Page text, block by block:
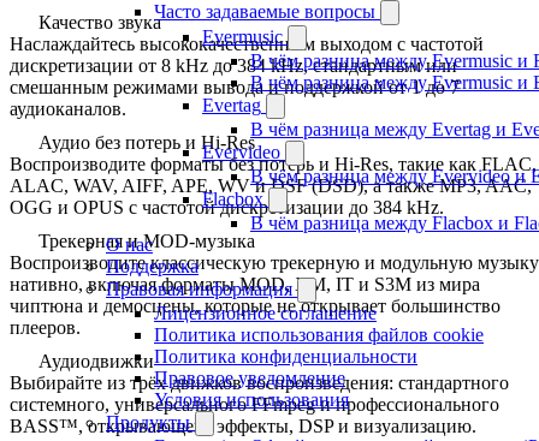
Часто задаваемые вопросы
Evermusic
В чём разница между Evermusic и
В чём разница между Evermusic и
Evertag
В чём разница между Evertag и
Evervideo
В чём разница между Evervideo и
Flacbox
В чём разница между Flacbox и
О нас
Поддержка
Правовая информация
Лицензионное соглашение
Политика использования файлов cookie
Политика конфиденциальности
Правовое уведомление
Условия использования
Продукты
Качество звука
Наслаждайтесь высококачественным выходом с частотой
дискретизации от 8 kHz до 384 kHz, стандартным или
смешанным режимами вывода и поддержкой от 1 до 7
аудиоканалов.
Аудио без потерь и Hi-Res
Воспроизводите форматы без потерь и Hi-Res, такие как FLAC,
ALAC, WAV, AIFF, APE, WV и DSF (DSD), а также MP3, AAC,
OGG и OPUS с частотой дискретизации до 384 kHz.
Трекерная и MOD-музыка
Воспроизводите классическую трекерную и модульную музыку
нативно, включая форматы MOD, XM, IT и S3M из мира
чиптюна и демосцены, которые не открывает большинство
плееров.
Аудиодвижки
Выбирайте из трёх движков воспроизведения: стандартного
системного, универсального FFmpeg и профессионального
BASS™, открывающего эффекты, DSP и визуализацию.